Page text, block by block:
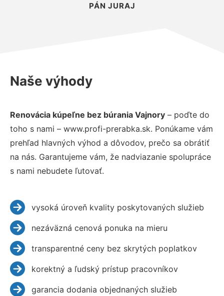
PÁN JURAJ
Naše výhody
Renovácia kúpeľne bez búrania Vajnory – poďte do
toho s nami – www.profi-prerabka.sk. Ponúkame vám
prehľad hlavných výhod a dôvodov, prečo sa obrátiť
na nás. Garantujeme vám, že nadviazanie spolupráce
s nami nebudete ľutovať.
vysoká úroveň kvality poskytovaných služieb
nezáväzná cenová ponuka na mieru
transparentné ceny bez skrytých poplatkov
korektný a ľudský prístup pracovníkov
garancia dodania objednaných služieb